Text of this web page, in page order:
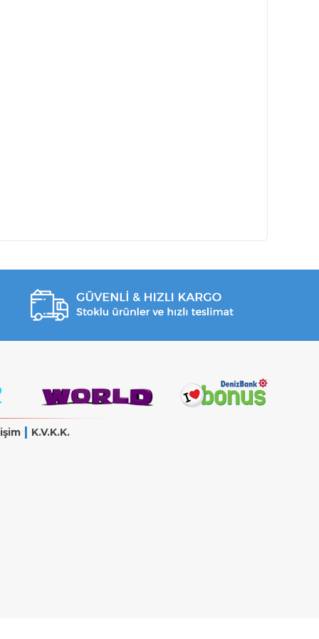
| K.V.K.K.